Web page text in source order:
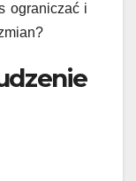
ograniczać i